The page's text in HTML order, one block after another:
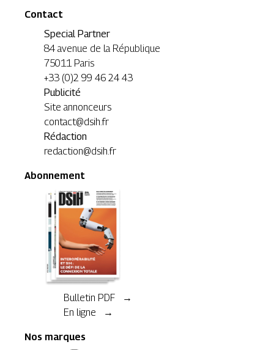
Contact
Special Partner
84 avenue de la République
75011 Paris
+33 (0)2 99 46 24 43
Publicité
Site annonceurs
contact@dsih.fr
Rédaction
redaction@dsih.fr
Abonnement
Bulletin PDF →
En ligne →
Nos marques